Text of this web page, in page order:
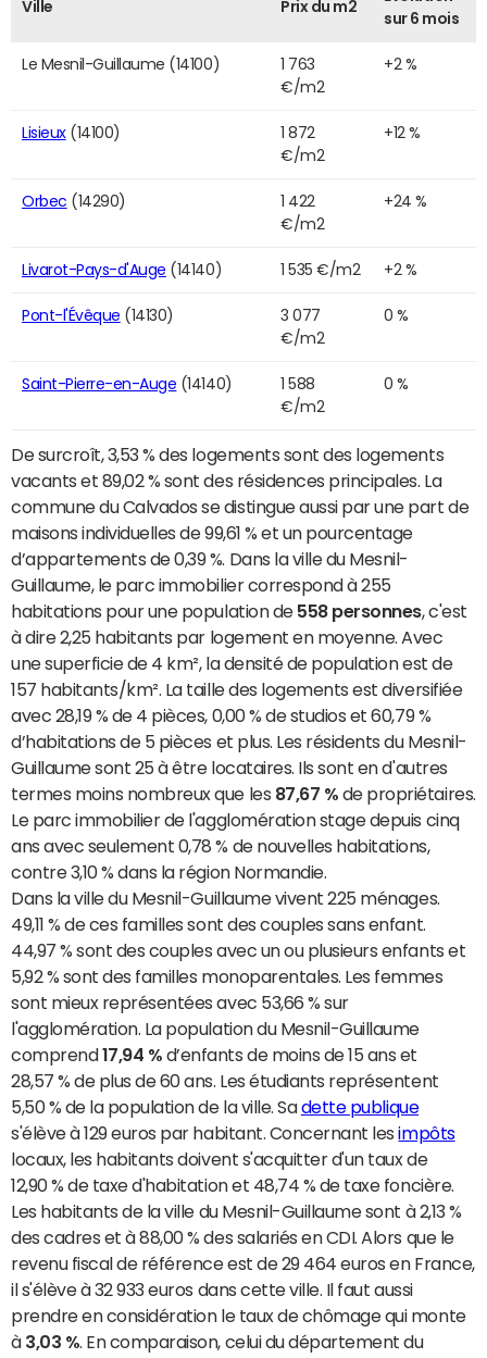
Ville Prix du m2
sur 6 mois
Le Mesnil-Guillaume (14100)
1 763
€/m2
+2 %
Lisieux(14100)
1 872
€/m2
+12 %
Orbec (14290)
1 422
€/m2
+24 %
Livarot-Pays-d'Auge (14140) 1 535 €/m2 +2 %
Pont-l'Évêque (14130)
3 077
€/m2
0 %
Saint-Pierre-en-Auge (14140)
1 588
€/m2
0 %
De surcroît, 3,53 % des logements sont des logements
vacants et 89,02 % sont des résidences principales. La
commune du Calvados se distingue aussi par une part de
maisons individuelles de 99,61 % et un pourcentage
d’appartements de 0,39 %. Dans la ville du Mesnil-
Guillaume, le parc immobilier correspond à 255
habitations pour une population de 558 personnes, c'est
à dire 2,25 habitants par logement en moyenne. Avec
une superficie de 4 km², la densité de population est de
157 habitants/km². La taille des logements est diversifiée
avec 28,19 % de 4 pièces, 0,00 % de studios et 60,79 %
d’habitations de 5 pièces et plus. Les résidents du Mesnil-
Guillaume sont 25 à être locataires. Ils sont en d'autres
termes moins nombreux que les 87,67 % de propriétaires.
Le parc immobilier de l'agglomération stage depuis cinq
ans avec seulement 0,78 % de nouvelles habitations,
contre 3,10 % dans la région Normandie.
Dans la ville du Mesnil-Guillaume vivent 225 ménages.
49,11 % de ces familles sont des couples sans enfant.
44,97 % sont des couples avec un ou plusieurs enfants et
5,92 % sont des familles monoparentales. Les femmes
sont mieux représentées avec 53,66 % sur
l'agglomération. La population du Mesnil-Guillaume
comprend 17,94 % d’enfants de moins de 15 ans et
28,57 % de plus de 60 ans. Les étudiants représentent
5,50 % de la population de la ville. Sadette publique
s'élève à 129 euros par habitant. Concernant lesimpôts
locaux, les habitants doivent s'acquitter d'un taux de
12,90 % de taxe d'habitation et 48,74 % de taxe foncière.
Les habitants de la ville du Mesnil-Guillaume sont à 2,13 %
des cadres et à 88,00 % des salariés en CDI. Alors que le
revenu fiscal de référence est de 29 464 euros en France,
il s'élève à 32 933 euros dans cette ville. Il faut aussi
prendre en considération le taux de chômage qui monte
à 3,03 % . En comparaison, celui du département du